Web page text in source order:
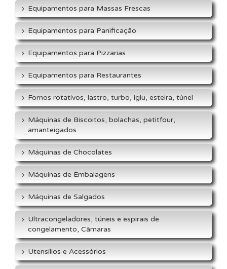
Equipamentos para Massas Frescas
Equipamentos para Panificação
Equipamentos para Pizzarias
Equipamentos para Restaurantes
Fornos rotativos, lastro, turbo, iglu, esteira, túnel
Máquinas de Biscoitos, bolachas, petitfour,
amanteigados
Máquinas de Chocolates
Máquinas de Embalagens
Máquinas de Salgados
Ultracongeladores, túneis e espirais de
congelamento, Câmaras
Utensílios e Acessórios